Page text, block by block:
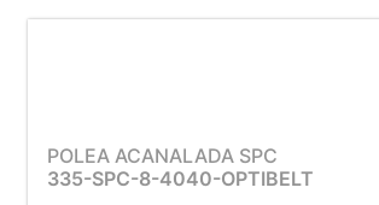
POLEA ACANALADA SPC
335-SPC-8-4040-OPTIBELT